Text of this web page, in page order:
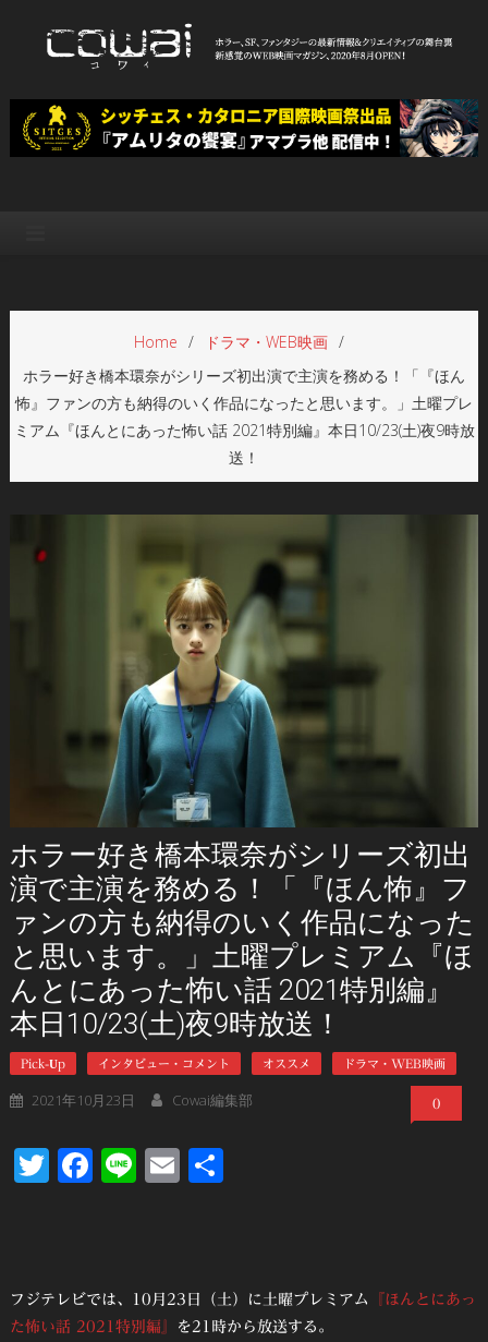
WEB映画マガジン「cowai コ
ワイ」
Home
ドラマ・WEB映画
ホラー好き橋本環奈がシリーズ初出演で主演を務める！「『ほん
怖』ファンの方も納得のいく作品になったと思います。」土曜プレ
ミアム『ほんとにあった怖い話 2021特別編』本日10/23(土)夜9時放
送！
ホラー好き橋本環奈がシリーズ初出
演で主演を務める！「『ほん怖』フ
ァンの方も納得のいく作品になった
と思います。」土曜プレミアム『ほ
んとにあった怖い話 2021特別編』
本日10/23(土)夜9時放送！
Pick-Up インタビュー・コメント オススメ ドラマ・WEB映画
2021年10月23日 Cowai編集部 0
Twitter
Facebook
LineEmail
フジテレビでは、10月23日（土）に土曜プレミアム
『ほんとにあっ
た怖い話 2021特別編』
を21時から放送する。